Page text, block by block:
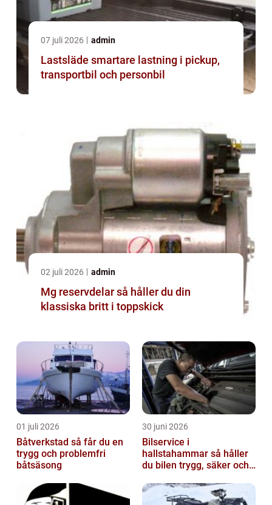
07 juli 2026 admin
Lastsläde smartare lastning i pickup,
transportbil och personbil
02 juli 2026 admin
Mg reservdelar så håller du din
klassiska britt i toppskick
01 juli 2026
Båtverkstad så får du en
trygg och problemfri
båtsäsong
30 juni 2026
Bilservice i
hallstahammar så håller
du bilen trygg, säker och